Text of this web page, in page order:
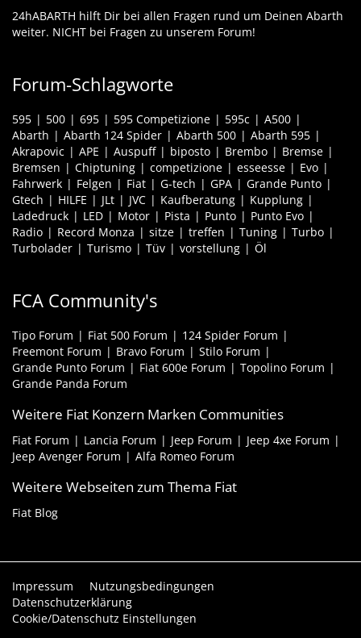
24hABARTH hilft Dir bei allen Fragen rund um Deinen Abarth
weiter. NICHT bei Fragen zu unserem Forum!
Forum-Schlagworte
595 500 695 595 Competizione 595c
A500
Abarth
Abarth 124 Spider Abarth 500
Abarth 595
Akrapovic
APE Auspuff biposto Brembo
Bremse
Bremsen
Chiptuning competizione esseesse
Evo
Fahrwerk
Felgen Fiat G-tech GPA
Grande Punto
Gtech
HILFE JLt JVC Kaufberatung
Kupplung
Ladedruck
LED Motor Pista Punto
Punto Evo
Radio
Record Monza sitze treffen Tuning
Turbo
Turbolader
Turismo Tüv vorstellung Öl
FCA Community's
Tipo Forum Fiat 500 Forum
124 Spider Forum
Freemont Forum
Bravo Forum
Stilo Forum
Grande Punto Forum
Fiat 600e Forum
Topolino Forum
Grande Panda Forum
Weitere Fiat Konzern Marken Communities
Fiat Forum Lancia Forum Jeep Forum
Jeep 4xe Forum
Jeep Avenger Forum
Alfa Romeo Forum
Weitere Webseiten zum Thema Fiat
Fiat Blog
Impressum
Nutzungsbedingungen
Datenschutzerklärung
Cookie/Datenschutz Einstellungen